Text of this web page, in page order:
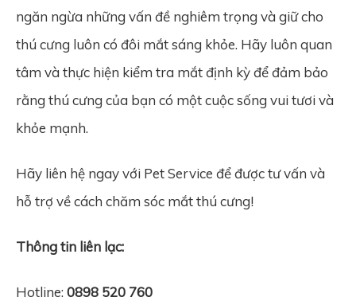
ngăn ngừa những vấn đề nghiêm trọng và giữ cho
thú cưng luôn có đôi mắt sáng khỏe. Hãy luôn quan
tâm và thực hiện kiểm tra mắt định kỳ để đảm bảo
rằng thú cưng của bạn có một cuộc sống vui tươi và
khỏe mạnh.
Hãy liên hệ ngay với Pet Service để được tư vấn và
hỗ trợ về cách chăm sóc mắt thú cưng!
Thông tin liên lạc:
Hotline: 0898 520 760